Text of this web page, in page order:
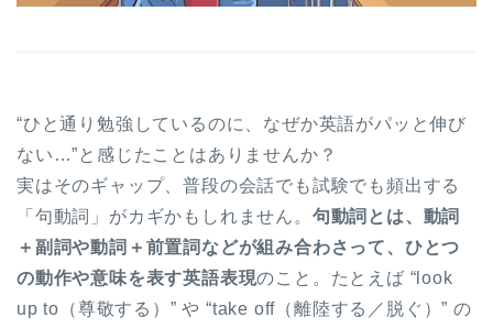
“ひと通り勉強しているのに、なぜか英語がパッと伸び
ない…”と感じたことはありませんか？
実はそのギャップ、普段の会話でも試験でも頻出する
「句動詞」がカギかもしれません。 句動詞とは、動詞
＋副詞や動詞＋前置詞などが組み合わさって、ひとつ
の動作や意味を表す英語表現のこと。たとえば “look
up to（尊敬する）” や “take off（離陸する／脱ぐ）” の